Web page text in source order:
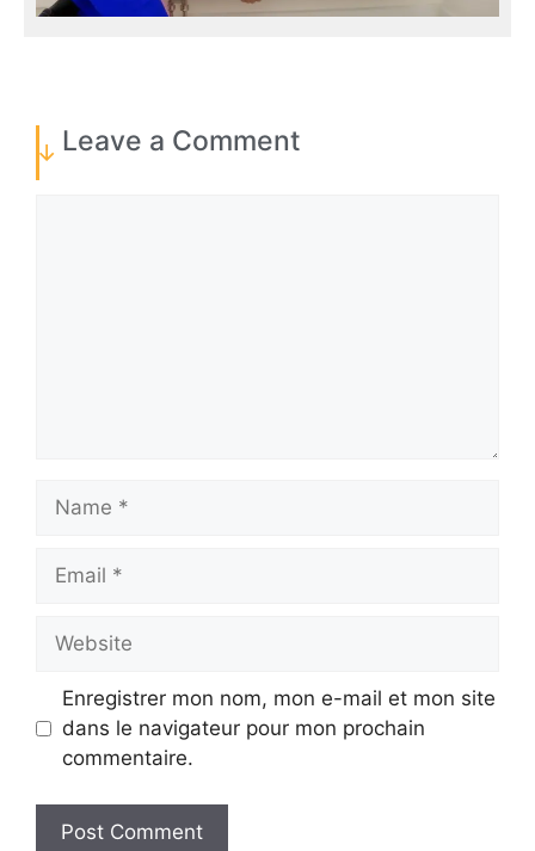
Leave a Comment
Name
Email
Website
Enregistrer mon nom, mon e-mail et mon site
dans le navigateur pour mon prochain
commentaire.